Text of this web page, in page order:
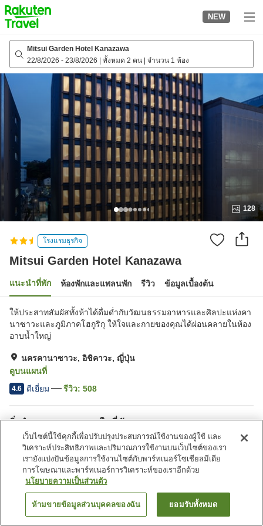
to
top
page
NEW
Mitsui Garden Hotel Kanazawa
22/8/2026 - 23/8/2026 ทั้งหมด 2 คน จำนวน 1 ห้อง
128
โรงแรมธุรกิจ
Mitsui Garden Hotel Kanazawa
แนะนำที่พัก ห้องพักและแพลนพัก รีวิว ข้อมูลเบื้องต้น
ให้ประสาทสัมผัสทั้งห้าได้ดื่มด่ำกับวัฒนธรรมอาหารและศิลปะแห่งคา
นาซาวะและภูมิภาคโฮกูริกุ ให้ใจและกายของคุณได้ผ่อนคลายในห้อง
อาบน้ำใหญ่
นครคานาซาวะ, อิชิคาวะ, ญี่ปุ่น
ดูบนแผนที่
4.6 ดีเยี่ยม รีวิว: 508
สิ่งอำนวยความสะดวกในที่พัก
ร้านอาหาร
ตู้จำหน่ายอัตโนมัติ
ห้องอาบน้ำใหญ่
บริการส่งสินค้า
หน้าแรก ญี่ปุ่น อิชิคาวะ
Mitsui Garden Hotel Kanazawa
ค้นหาห้องพัก
เว็บไซต์นี้ใช้คุกกี้เพื่อปรับปรุงประสบการณ์ใช้งานของผู้ใช้ และ
วิเคราะห์ประสิทธิภาพและปริมาณการใช้งานบนเว็บไซต์ของเรา
เรายังแบ่งปันข้อมูลการใช้งานไซต์กับพาร์ทเนอร์โซเชียลมีเดีย
การโฆษณาและพาร์ทเนอร์การวิเคราะห์ของเราอีกด้วย
นโยบายความเป็นส่วนตัว
ห้ามขายข้อมูลส่วนบุคคลของฉัน ยอมรับทั้งหมด